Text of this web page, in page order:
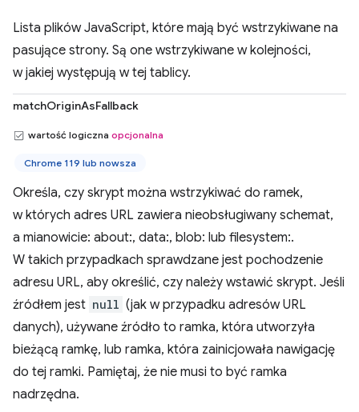
Lista plików JavaScript, które mają być wstrzykiwane na
pasujące strony. Są one wstrzykiwane w kolejności,
w jakiej występują w tej tablicy.
matchOriginAsFallback
wartość logiczna opcjonalna
Chrome 119 lub nowsza
Określa, czy skrypt można wstrzykiwać do ramek,
w których adres URL zawiera nieobsługiwany schemat,
a mianowicie: about:, data:, blob: lub filesystem:.
W takich przypadkach sprawdzane jest pochodzenie
adresu URL, aby określić, czy należy wstawić skrypt. Jeśli
źródłem jest null (jak w przypadku adresów URL
danych), używane źródło to ramka, która utworzyła
bieżącą ramkę, lub ramka, która zainicjowała nawigację
do tej ramki. Pamiętaj, że nie musi to być ramka
nadrzędna.